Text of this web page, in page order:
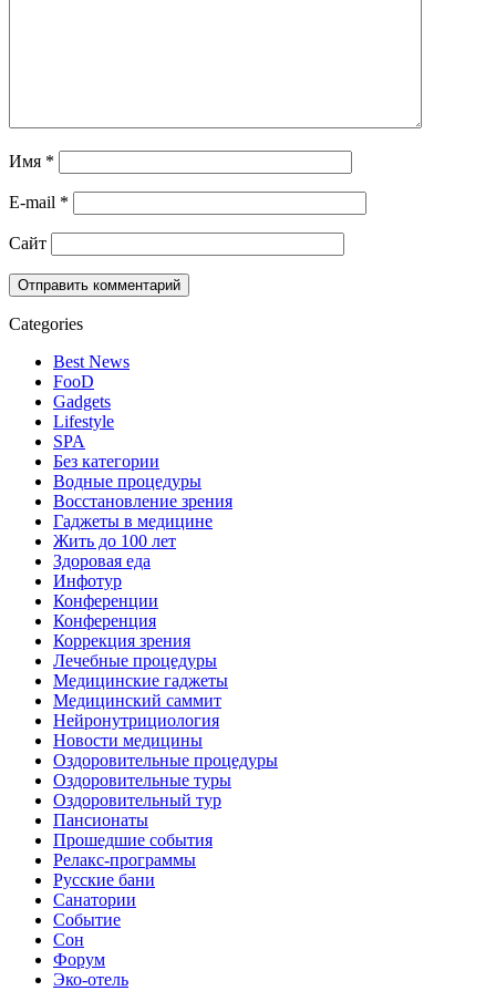
Имя *
E-mail *
Сайт
Categories
Best News
FooD
Gadgets
Lifestyle
SPA
Без категории
Водные процедуры
Восстановление зрения
Гаджеты в медицине
Жить до 100 лет
Здоровая еда
Инфотур
Конференции
Конференция
Коррекция зрения
Лечебные процедуры
Медицинские гаджеты
Медицинский саммит
Нейронутрициология
Новости медицины
Оздоровительные процедуры
Оздоровительные туры
Оздоровительный тур
Пансионаты
Прошедшие события
Релакс-программы
Русские бани
Санатории
Событие
Сон
Форум
Эко-отель